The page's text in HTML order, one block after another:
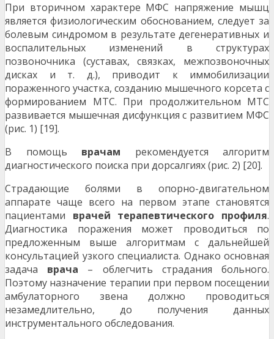
При вторичном характере МФС напряжение мышц
является физиологическим обоснованием, следует за
болевым синдромом в результате дегенеративных и
воспалительных изменений в структурах
позвоночника (суставах, связках, межпозвоночных
дисках и т. д.), приводит к иммобилизации
пораженного участка, созданию мышечного корсета с
формированием МТС. При продолжительном МТС
развивается мышечная дисфункция с развитием МФС
(рис. 1) [19].
В помощь врачам рекомендуется алгоритм
диагностического поиска при дорсалгиях (рис. 2) [20].
Страдающие болями в опорно-двигательном
аппарате чаще всего на первом этапе становятся
пациентами врачей терапевтического профиля.
Диагностика поражения может проводиться по
предложенным выше алгоритмам с дальнейшей
консультацией узкого специалиста. Однако основная
задача врача – облегчить страдания больного.
Поэтому назначение терапии при первом посещении
амбулаторного звена должно проводиться
незамедлительно, до получения данных
инструментального обследования.